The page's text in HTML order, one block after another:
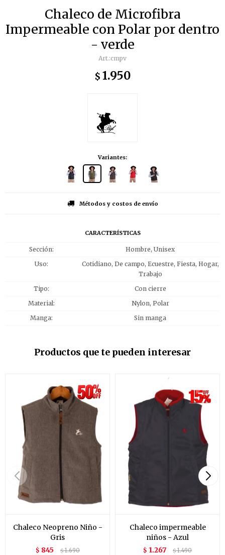
Chaleco de Microfibra
Impermeable con Polar por dentro
- verde
cmpv
$ 1.950
Variantes:
Métodos y costos de envío
CARACTERÍSTICAS
Sección
Hombre, Unisex
Uso
Cotidiano, De campo, Ecuestre, Fiesta, Hogar,
Trabajo
Tipo
Con cierre
Material
Nylon, Polar
Manga
Sin manga
Productos que te pueden interesar
Chaleco Neopreno Niño -
Gris
$ 845 $1.690
Chaleco impermeable
niños - Azul
$ 1.267 $1.490